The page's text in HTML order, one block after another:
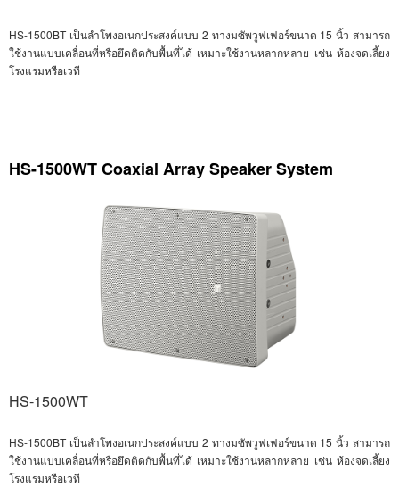
HS-1500BT เป็นลำโพงอเนกประสงค์แบบ 2 ทางมซัพวูฟเฟอร์ขนาด 15 นิ้ว สามารถ
ใช้งานแบบเคลื่อนที่หรือยึดติดกับพื้นที่ได้ เหมาะใช้งานหลากหลาย เช่น ห้องจดเลี้ยง
โรงแรมหรือเวที
HS-1500WT Coaxial Array Speaker System
HS-1500WT
HS-1500BT เป็นลำโพงอเนกประสงค์แบบ 2 ทางมซัพวูฟเฟอร์ขนาด 15 นิ้ว สามารถ
ใช้งานแบบเคลื่อนที่หรือยึดติดกับพื้นที่ได้ เหมาะใช้งานหลากหลาย เช่น ห้องจดเลี้ยง
โรงแรมหรือเวที